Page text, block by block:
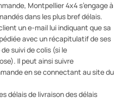
Montpellier 4x4 s’engage à
dans les plus bref délais.
un e-mail lui indiquant que sa
avec un récapitulatif de ses
suivi de colis (si le
Il peut ainsi suivre
en se connectant au site du
délais de livraison des délais